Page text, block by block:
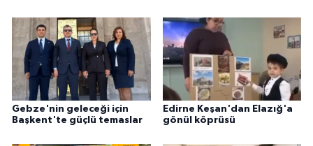
Gebze'nin geleceği için
Başkent'te güçlü temaslar
Edirne Keşan'dan Elazığ'a
gönül köprüsü